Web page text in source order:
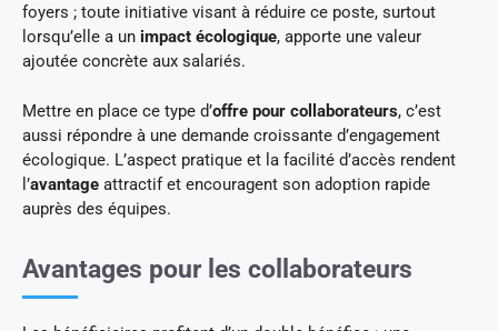
foyers ; toute initiative visant à réduire ce poste, surtout
lorsqu’elle a un impact écologique, apporte une valeur
ajoutée concrète aux salariés.
Mettre en place ce type d’offre pour collaborateurs, c’est
aussi répondre à une demande croissante d’engagement
écologique. L’aspect pratique et la facilité d’accès rendent
l’avantage attractif et encouragent son adoption rapide
auprès des équipes.
Avantages pour les collaborateurs